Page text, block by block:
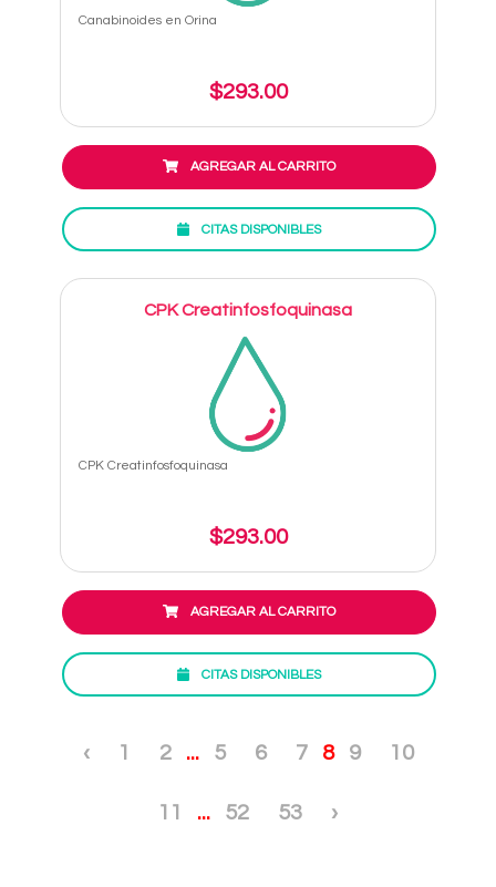
Canabinoides en Orina
$293.00
AGREGAR AL CARRITO
CITAS DISPONIBLES
CPK Creatinfosfoquinasa
CPK Creatinfosfoquinasa
$293.00
AGREGAR AL CARRITO
CITAS DISPONIBLES
‹ 1 2 ... 5 6 7 8 9 10
11 ... 52 53 ›